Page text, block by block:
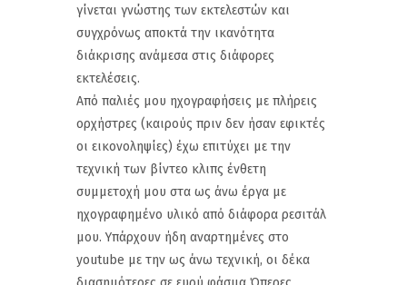
γίνεται γνώστης των εκτελεστών και
συγχρόνως αποκτά την ικανότητα
διάκρισης ανάμεσα στις διάφορες
εκτελέσεις.
Από παλιές μου ηχογραφήσεις με πλήρεις
ορχήστρες (καιρούς πριν δεν ήσαν εφικτές
οι εικονοληψίες) έχω επιτύχει με την
τεχνική των βίντεο κλιπς ένθετη
συμμετοχή μου στα ως άνω έργα με
ηχογραφημένο υλικό από διάφορα ρεσιτάλ
μου. Υπάρχουν ήδη αναρτημένες στο
youtube με την ως άνω τεχνική, οι δέκα